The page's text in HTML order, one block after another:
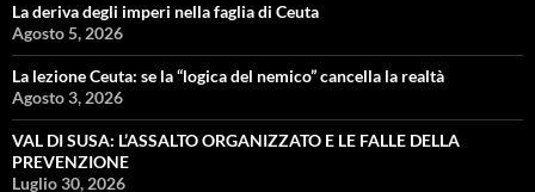
La deriva degli imperi nella faglia di Ceuta
Agosto 5, 2026
La lezione Ceuta: se la “logica del nemico” cancella la realtà
Agosto 3, 2026
VAL DI SUSA: L’ASSALTO ORGANIZZATO E LE FALLE DELLA
PREVENZIONE
Luglio 30, 2026